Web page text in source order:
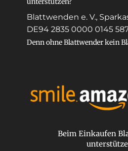
Blattwenden e. V.,
DE94 2835 0000 0145
Denn ohne Blattwender kein
Beim Einkaufen